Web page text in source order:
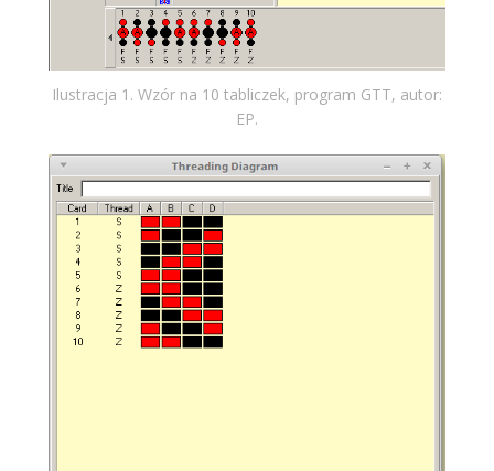
Ilustracja 1. Wzór na 10 tabliczek, program GTT, autor:
EP.